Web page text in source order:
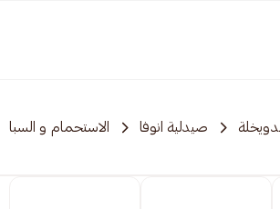
صيدلية انوفا الاستحمام و السبا